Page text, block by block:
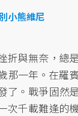
小熊維尼
折與無奈，總
那一年。在羅
了。戰爭固然
次千載難逢的